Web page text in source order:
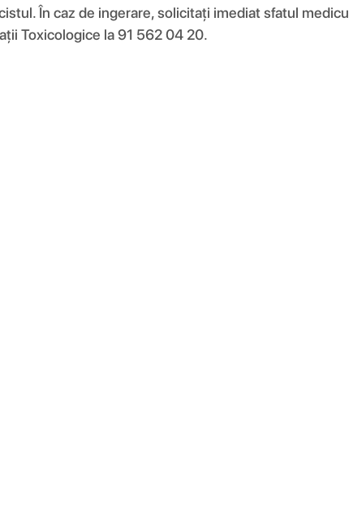
În caz de ingerare, solicitați imediat sfatul
Toxicologice la 91 562 04 20.